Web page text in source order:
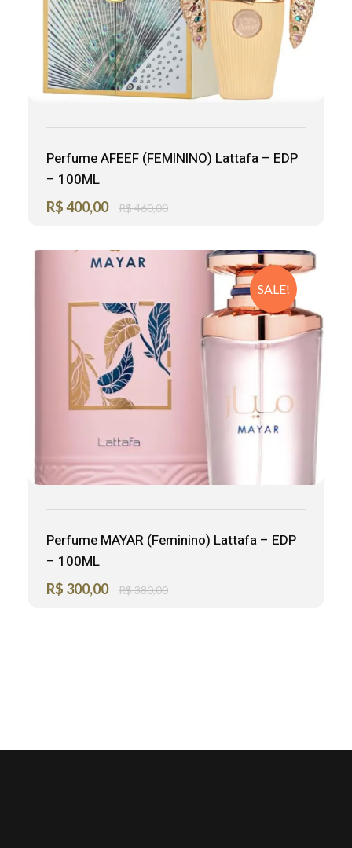
Perfume AFEEF (FEMININO) Lattafa – EDP
– 100ML
R$400,00 R$460,00
SALE!
Perfume MAYAR (Feminino) Lattafa – EDP
– 100ML
R$ 300,00 R$380,00